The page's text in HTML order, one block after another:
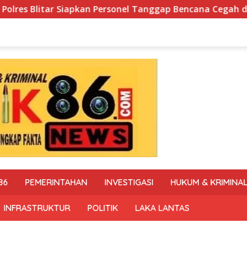
Bencana Cegah dan Tangani Karhutla
PEMERINTAHAN INVESTIGASI HUKUM & KRIMINAL
INFRASTRUKTUR POLITIK LAKA LANTAS
Jika